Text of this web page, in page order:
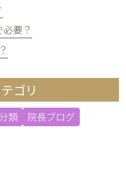
要？
ゴリ
類 院長ブログ